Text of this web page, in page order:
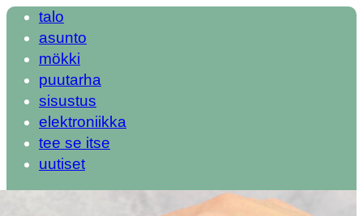
talo
asunto
mökki
puutarha
sisustus
elektroniikka
tee se itse
uutiset